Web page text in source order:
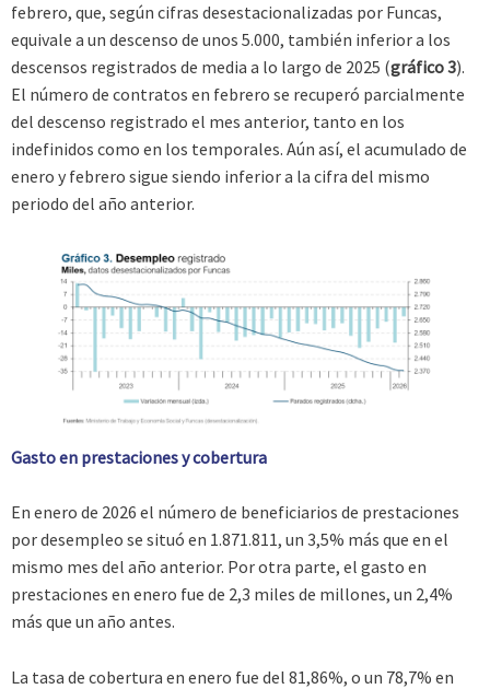
febrero, que, según cifras desestacionalizadas por Funcas,
equivale a un descenso de unos 5.000, también inferior a los
descensos registrados de media a lo largo de 2025 (gráfico 3).
El número de contratos en febrero se recuperó parcialmente
del descenso registrado el mes anterior, tanto en los
indefinidos como en los temporales. Aún así, el acumulado de
enero y febrero sigue siendo inferior a la cifra del mismo
periodo del año anterior.
Gasto en prestaciones y cobertura
En enero de 2026 el número de beneficiarios de prestaciones
por desempleo se situó en 1.871.811, un 3,5% más que en el
mismo mes del año anterior. Por otra parte, el gasto en
prestaciones en enero fue de 2,3 miles de millones, un 2,4%
más que un año antes.
La tasa de cobertura en enero fue del 81,86%, o un 78,7% en